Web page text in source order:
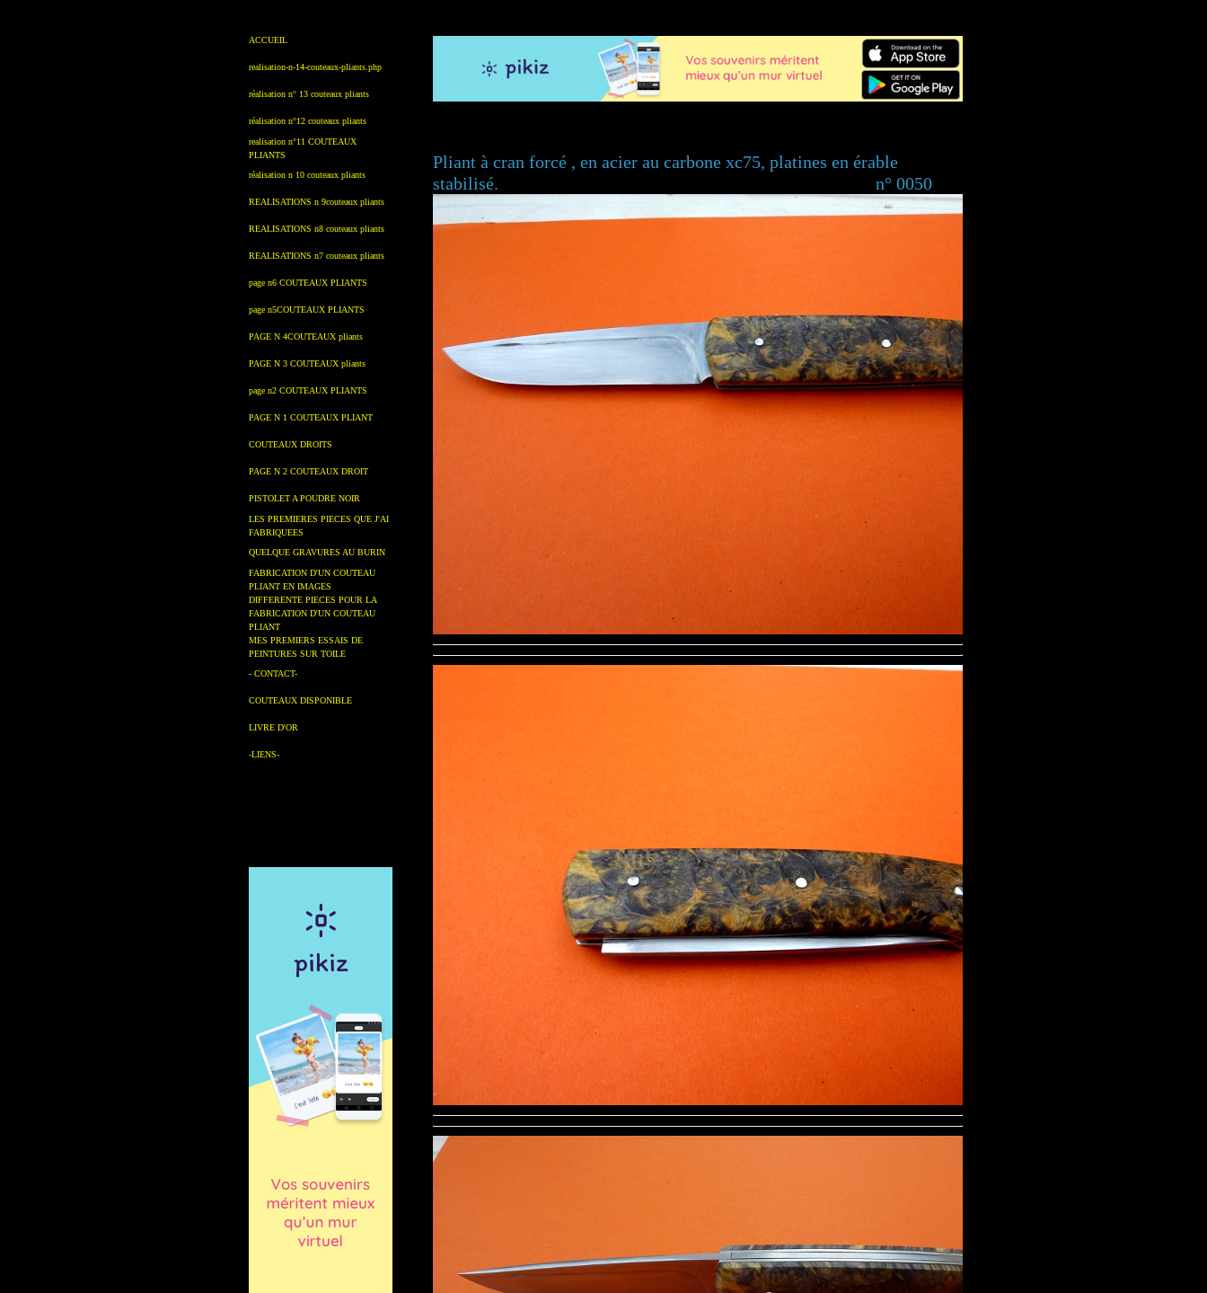
ACCUEIL
realisation-n-14-couteaux-pliants.php
réalisation n° 13 couteaux pliants
réalisation n°12 couteaux pliants
realisation n°11 COUTEAUX
PLIANTS
réalisation n 10 couteaux pliants
REALISATIONS n 9couteaux pliants
REALISATIONS n8 couteaux pliants
REALISATIONS n7 couteaux pliants
page n6 COUTEAUX PLIANTS
page n5COUTEAUX PLIANTS
PAGE N 4COUTEAUX pliants
PAGE N 3 COUTEAUX pliants
page n2 COUTEAUX PLIANTS
PAGE N 1 COUTEAUX PLIANT
COUTEAUX DROITS
PAGE N 2 COUTEAUX DROIT
PISTOLET A POUDRE NOIR
LES PREMIERES PIECES QUE J'AI
FABRIQUEES
QUELQUE GRAVURES AU BURIN
FABRICATION D'UN COUTEAU
PLIANT EN IMAGES
DIFFERENTE PIECES POUR LA
FABRICATION D'UN COUTEAU
PLIANT
MES PREMIERS ESSAIS DE
PEINTURES SUR TOILE
- CONTACT-
COUTEAUX DISPONIBLE
LIVRE D'OR
-LIENS-
Pliant à cran forcé , en acier au carbone xc75, platines en érable
stabilisé. n° 0050